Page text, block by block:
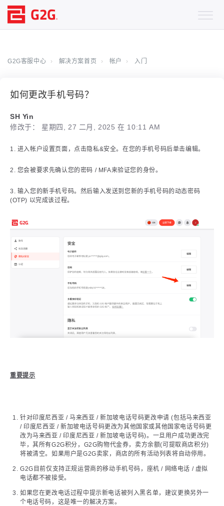
G2G客服中心 解决方案首页 帐户 入门
如何更改手机号码？
SH Yin
修改于： 星期四, 27 二月, 2025 在 10:11 AM
1. 进入帐户设置页面，点击隐私&安全。在您的手机号码后单击编辑。
2. 您会被要求先确认您的密码 / MFA来验证您的身份。
3. 输入您的新手机号码。然后输入发送到您新的手机号码的动态密码
(OTP) 以完成该过程。
重要提示
针对印度尼西亚 / 马来西亚 / 新加坡电话号码更改申请 (包括马来西亚
/ 印度尼西亚 / 新加坡电话号码更改为其他国家或其他国家电话号码更
改为马来西亚 / 印度尼西亚 / 新加坡电话号码)。一旦用户成功更改完
毕，其所有G2G积分，G2G购物代金券，卖方余额(可提取商店积分)
将被清空。如果用户是G2G卖家，商店的所有活动列表将自动停用。
G2G目前仅支持正规运营商的移动手机号码，座机 / 网络电话 / 虚拟
电话都不被接受。
如果您在更改电话过程中提示新电话被列入黑名单，建议更换另外一
个电话号码，这是唯一的解决方案。